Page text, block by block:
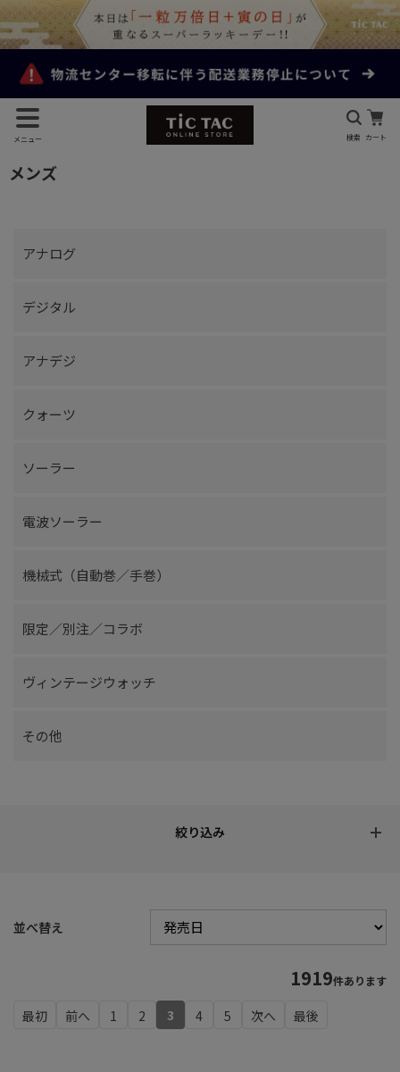
メニュー 検索 カート
メンズ
アナログ
デジタル
アナデジ
クォーツ
ソーラー
電波ソーラー
機械式（自動巻／手巻）
限定／別注／コラボ
ヴィンテージウォッチ
その他
並べ替え
1919件あります
1 2 3 4 5